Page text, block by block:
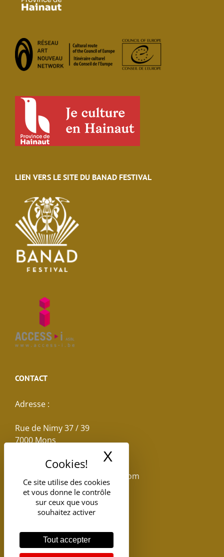
Ce site utilise des cookies
et vous donne le contrôle
sur ceux que vous
souhaitez activer
Tout accepter
X
LIEN VERS LE SITE DU BANAD FESTIVAL
CONTACT
Adresse :
Rue de Nimy 37 / 39
7000 Mons
reservations.losseau@gmail.com
Tel: +32(0)65.398.880